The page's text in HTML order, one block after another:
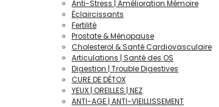
Anti-Stress | Amélioration Mémoire
Éclaircissants
Fertilité
Prostate & Ménopause
Cholesterol & Santé Cardiovasculaire
Articulations | Santé des OS
Digestion | Trouble Digestives
CURE DE DÉTOX
YEUX | OREILLES | NEZ
ANTI-AGE | ANTI-VIEILLISSEMENT